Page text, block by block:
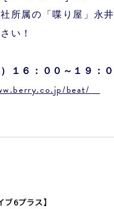
所属の「喋り屋」永
い！
１６：００～１９：
beat/
6プラス】